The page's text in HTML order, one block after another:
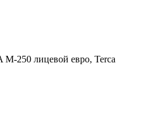
250 лицевой евро, Terca